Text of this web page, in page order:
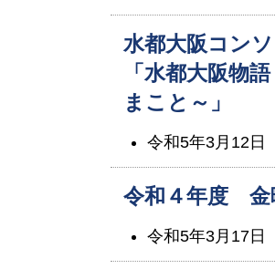
水都大阪コン
「水都大阪物
まこと～」
令和5年3月12日
令和４年度 金
令和5年3月17日